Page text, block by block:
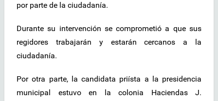
por parte de la ciudadanía.
Durante su intervención se comprometió a que sus
regidores trabajarán y estarán cercanos a la
ciudadanía.
Por otra parte, la candidata priísta a la presidencia
municipal estuvo en la colonia Haciendas J.